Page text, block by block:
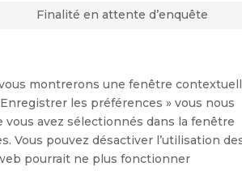
Finalité en attente d’enquête
montrerons une fenêtre
les préférences » vous nous
avez sélectionnés dans la fenêtre
Vous pouvez désactiver l’utilisation
pourrait ne plus fonctionner